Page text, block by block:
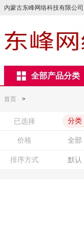
内蒙古东峰网络科技有限公司
全部产品分类
首页 >
已选择 分类
价格 全部
排序方式 默认